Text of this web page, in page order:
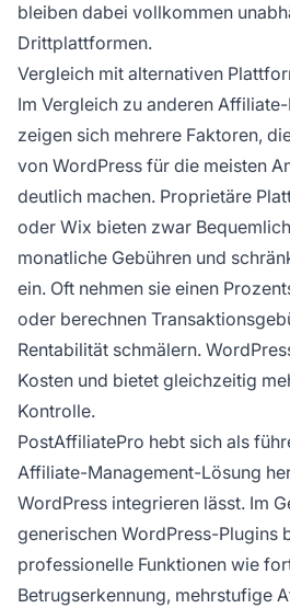
bleiben dabei vollkommen
Drittplattformen.
Vergleich mit alternativen
Im Vergleich zu anderen
zeigen sich mehrere Faktoren,
von WordPress für die meisten
deutlich machen. Proprietäre
oder Wix bieten zwar
monatliche Gebühren und
ein. Oft nehmen sie einen
oder berechnen
Rentabilität schmälern.
Kosten und bietet gleichzeitig
Kontrolle.
PostAffiliatePro hebt sich als
Affiliate-Management-Lösung
WordPress integrieren lässt. Im
generischen WordPress-Plugins
professionelle Funktionen wie
Betrugserkennung, mehrstufige